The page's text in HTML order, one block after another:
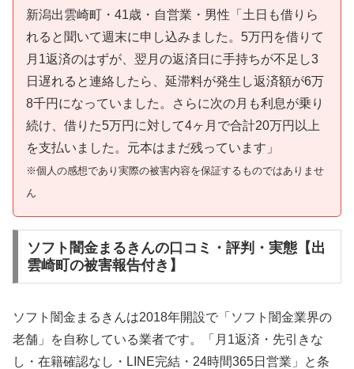
新潟出雲崎町・41歳・自営業・男性「土日も借りら
れると聞いて週末に申し込みました。5万円を借りて
月1返済のはずが、翌月の返済日に手持ちが不足し3
日遅れると連絡したら、延滞料が発生し返済額が6万
8千円になっていました。さらに次の月も利息が乗り
続け、借りた5万円に対して4ヶ月で合計20万円以上
を支払いました。元本はまだ残っています」
※個人の感想であり実際の被害内容を保証するものではありませ
ん
ソフト闇金まるきんの口コミ・評判・実態【出
雲崎町の被害報告付き】
ソフト闇金まるきんは2018年開設で「ソフト闇金業界の
老舗」を自称している業者です。「月1返済・先引きな
し・在籍確認なし・LINE完結・24時間365日営業」と条